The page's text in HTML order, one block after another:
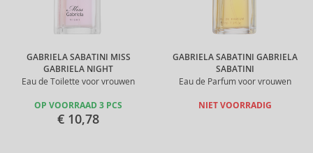
GABRIELA SABATINI MISS
GABRIELA NIGHT
Eau de Toilette voor vrouwen
OP VOORRAAD 3 PCS
€ 10,78
GABRIELA SABATINI GABRIELA
SABATINI
Eau de Parfum voor vrouwen
NIET VOORRADIG